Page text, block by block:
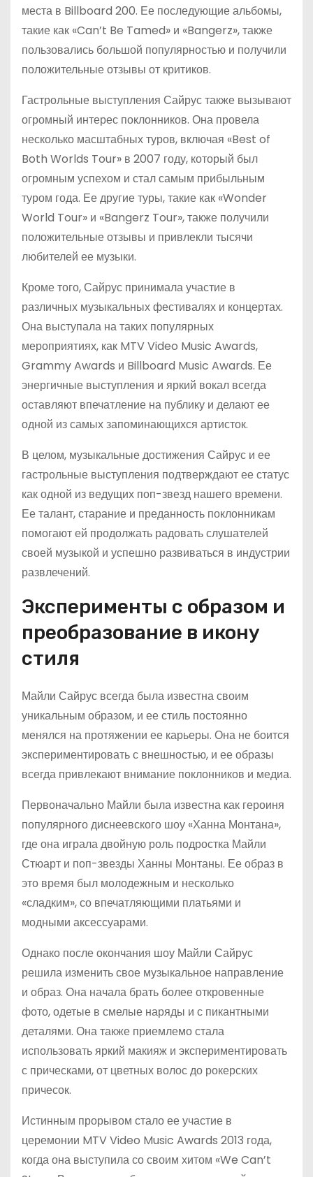
места в Billboard 200. Ее последующие альбомы,
такие как «Can’t Be Tamed» и «Bangerz», также
пользовались большой популярностью и получили
положительные отзывы от критиков.
Гастрольные выступления Сайрус также вызывают
огромный интерес поклонников. Она провела
несколько масштабных туров, включая «Best of
Both Worlds Tour» в 2007 году, который был
огромным успехом и стал самым прибыльным
туром года. Ее другие туры, такие как «Wonder
World Tour» и «Bangerz Tour», также получили
положительные отзывы и привлекли тысячи
любителей ее музыки.
Кроме того, Сайрус принимала участие в
различных музыкальных фестивалях и концертах.
Она выступала на таких популярных
мероприятиях, как MTV Video Music Awards,
Grammy Awards и Billboard Music Awards. Ее
энергичные выступления и яркий вокал всегда
оставляют впечатление на публику и делают ее
одной из самых запоминающихся артисток.
В целом, музыкальные достижения Сайрус и ее
гастрольные выступления подтверждают ее статус
как одной из ведущих поп-звезд нашего времени.
Ее талант, старание и преданность поклонникам
помогают ей продолжать радовать слушателей
своей музыкой и успешно развиваться в индустрии
развлечений.
Эксперименты с образом и
преобразование в икону
стиля
Майли Сайрус всегда была известна своим
уникальным образом, и ее стиль постоянно
менялся на протяжении ее карьеры. Она не боится
экспериментировать с внешностью, и ее образы
всегда привлекают внимание поклонников и медиа.
Первоначально Майли была известна как героиня
популярного диснеевского шоу «Ханна Монтана»,
где она играла двойную роль подростка Майли
Стюарт и поп-звезды Ханны Монтаны. Ее образ в
это время был молодежным и несколько
«сладким», со впечатляющими платьями и
модными аксессуарами.
Однако после окончания шоу Майли Сайрус
решила изменить свое музыкальное направление
и образ. Она начала брать более откровенные
фото, одетые в смелые наряды и с пикантными
деталями. Она также приемлемо стала
использовать яркий макияж и экспериментировать
с прическами, от цветных волос до рокерских
причесок.
Истинным прорывом стало ее участие в
церемонии MTV Video Music Awards 2013 года,
когда она выступила со своим хитом «We Can’t